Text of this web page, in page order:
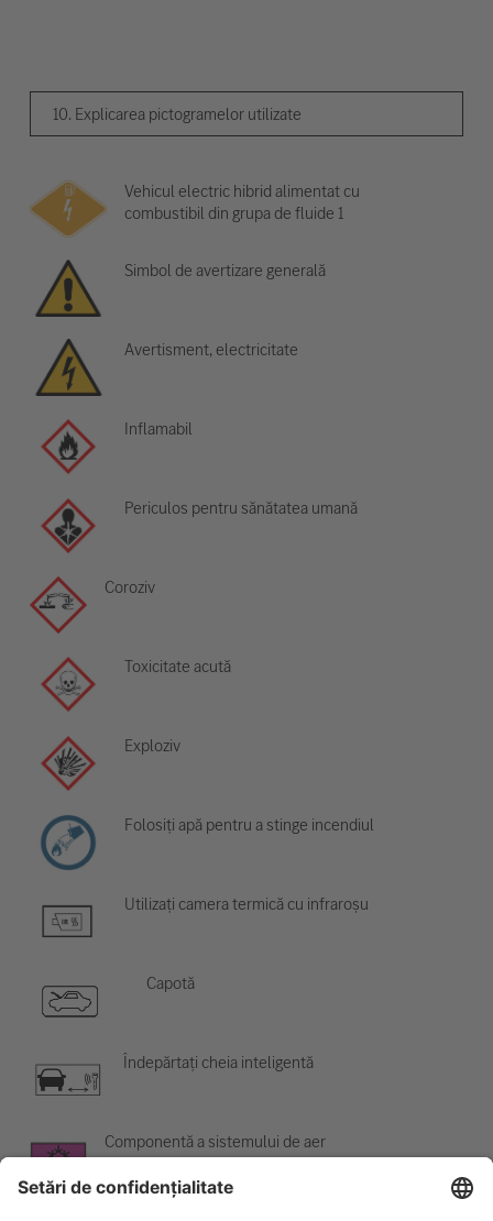
10. Explicarea pictogramelor utilizate
Vehicul electric hibrid alimentat cu
combustibil din grupa de fluide 1
Simbol de avertizare generală
Avertisment, electricitate
Inflamabil
Periculos pentru sănătatea umană
Coroziv
Toxicitate acută
Exploziv
Folosiți apă pentru a stinge incendiul
Utilizați camera termică cu infraroșu
Capotă
Îndepărtați cheia inteligentă
Componentă a sistemului de aer
condiționat